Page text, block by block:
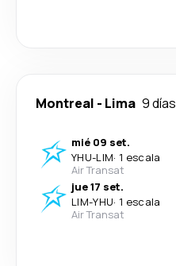
Montreal - Lima 9 días
mié 09 set.
YHU-LIM· 1 escala
Air Transat
jue 17 set.
LIM-YHU· 1 escala
Air Transat